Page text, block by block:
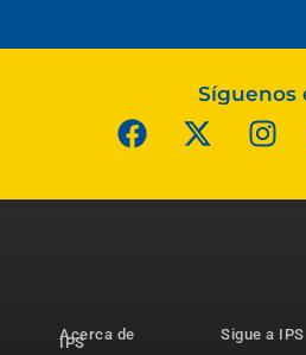
Síguenos
Acerca de
IPS
Sigue a IPS